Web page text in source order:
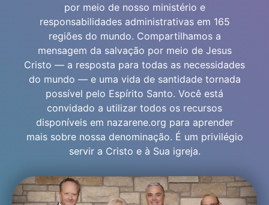
por meio de nosso ministério e
responsabilidades administrativas em 165
regiões do mundo. Compartilhamos a
mensagem da salvação por meio de Jesus
Cristo — a resposta para todas as necessidades
do mundo — e uma vida de santidade tornada
possível pelo Espírito Santo. Você está
convidado a utilizar todos os recursos
disponíveis em nazarene.org para aprender
mais sobre nossa denominação. É um privilégio
servir a Cristo e à Sua igreja.